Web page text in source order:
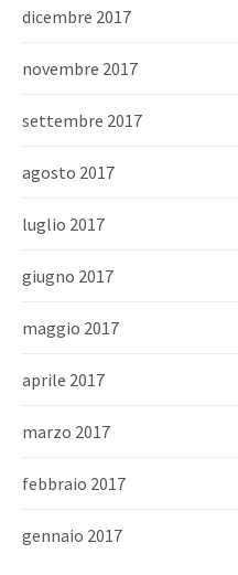
dicembre 2017
novembre 2017
settembre 2017
agosto 2017
luglio 2017
giugno 2017
maggio 2017
aprile 2017
marzo 2017
febbraio 2017
gennaio 2017